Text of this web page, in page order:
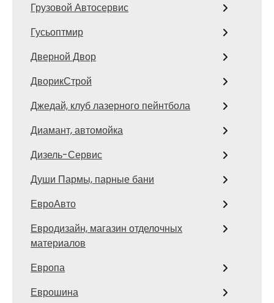
Грузовой Автосервис
Гусьоптмир
Дверной Двор
ДворикСтрой
Джедай, клуб лазерного пейнтбола
Диамант, автомойка
Дизель-Сервис
Души Пармы, парные бани
ЕвроАвто
Евродизайн, магазин отделочных
материалов
Европа
Еврошина